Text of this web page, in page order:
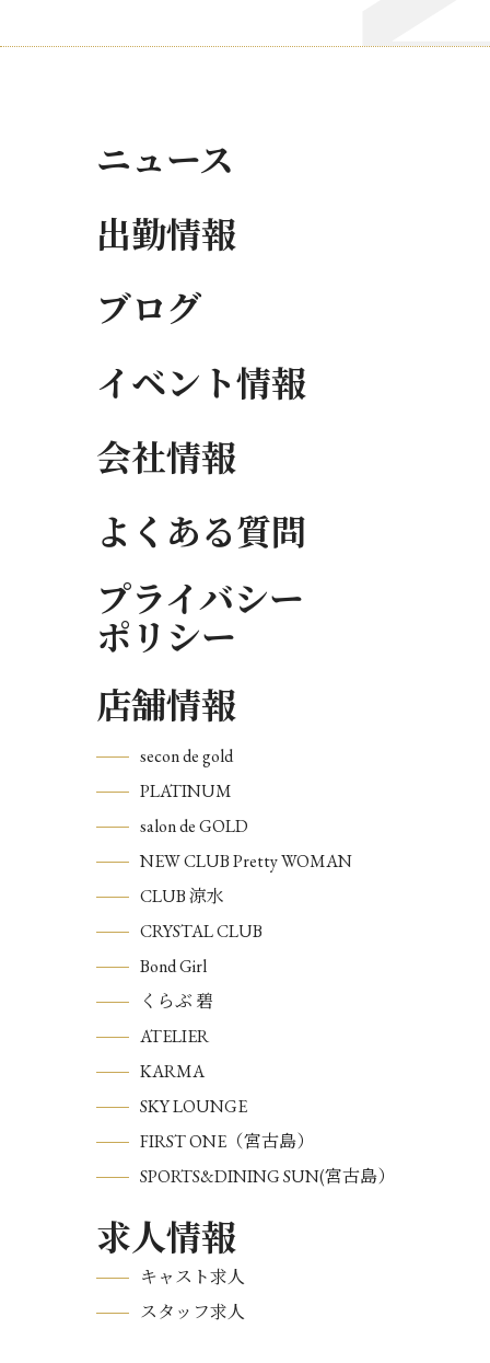
ニュース
出勤情報
ブログ
イベント情報
会社情報
よくある質問
プライバシー
ポリシー
店舗情報
secon de gold
PLATINUM
salon de GOLD
NEW CLUB Pretty WOMAN
CLUB 涼水
CRYSTAL CLUB
Bond Girl
くらぶ 碧
ATELIER
KARMA
SKY LOUNGE
FIRST ONE（宮古島）
SPORTS&DINING SUN(宮古島）
求人情報
キャスト求人
スタッフ求人